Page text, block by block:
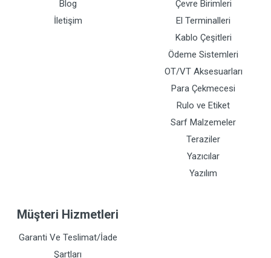
Blog
İletişim
Çevre Birimleri
El Terminalleri
Kablo Çeşitleri
Ödeme Sistemleri
OT/VT Aksesuarları
Para Çekmecesi
Rulo ve Etiket
Sarf Malzemeler
Teraziler
Yazıcılar
Yazılım
Müşteri Hizmetleri
Garanti Ve Teslimat/İade
Şartları